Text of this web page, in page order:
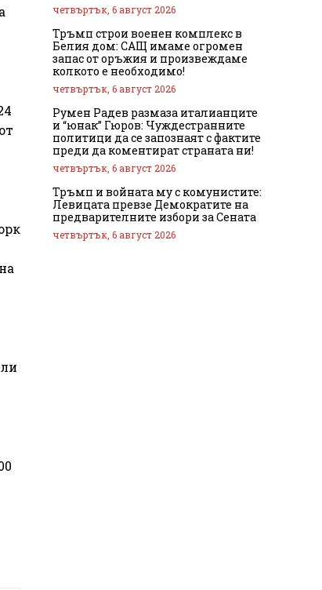
четвъртък, 6 август 2026
Тръмп строи военен комплекс в
Белия дом: САЩ имаме огромен
запас от оръжия и произвеждаме
колкото е необходимо!
четвъртък, 6 август 2026
Румен Радев размаза италианците
и “юнак” Гюров: Чуждестранните
политици да се запознаят с фактите
преди да коментират страната ни!
четвъртък, 6 август 2026
Тръмп и войната му с комунистите:
Левицата превзе Демократите на
предварителните избори за Сената
четвъртък, 6 август 2026